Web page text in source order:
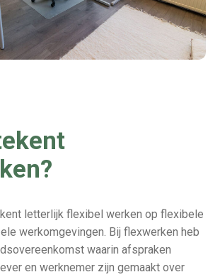
letterlijk flexibel werken op flexibele
werkomgevingen. Bij flexwerken heb
waarin afspraken
en werknemer zijn gemaakt over